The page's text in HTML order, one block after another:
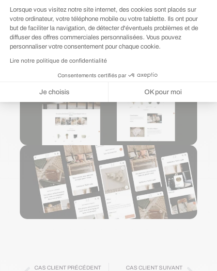
Lorsque vous visitez notre site internet, des cookies sont placés sur
votre ordinateur, votre téléphone mobile ou votre tablette. Ils ont pour
but de faciliter la navigation, de détecter d'éventuels problèmes et de
diffuser des offres commerciales personnalisées. Vous pouvez
personnaliser votre consentement pour chaque cookie.
Lire notre politique de confidentialité
Consentements certifiés par
Je choisis OK pour moi
Axeptio consent
Plateforme de Gestion du Consentement : Personnalisez vos Options
Notre plateforme vous permet d'adapter et de gérer vos paramètres
plus appropriée pour la vente en ligne, la gestion des
paiements et des stocks.
Maquettes & protitype du nouveau site
Développement site Shopify
Accompagnement après mise en ligne
CAS CLIENT PRÉCÉDENT CAS CLIENT SUIVANT